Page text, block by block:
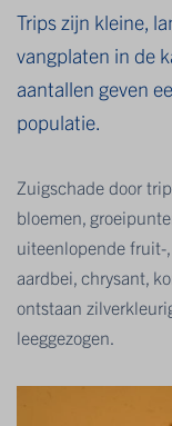
Trips zijn kleine,
vangplaten in de
aantallen geven
populatie.
Zuigschade door
bloemen,
uiteenlopende fruit-
aardbei, chrysant,
ontstaan
leeggezogen.